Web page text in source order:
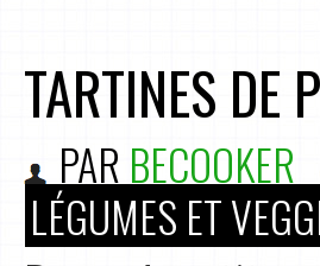
TARTINES DE
PAR BECOOKER
LÉGUMES ET